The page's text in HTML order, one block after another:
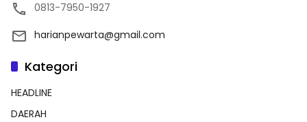
0813-7950-1927
harianpewarta@gmail.com
Kategori
HEADLINE
DAERAH